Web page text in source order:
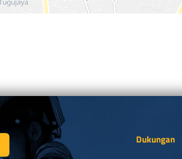
Dukungan